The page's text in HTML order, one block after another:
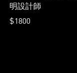
明設計師
$1800